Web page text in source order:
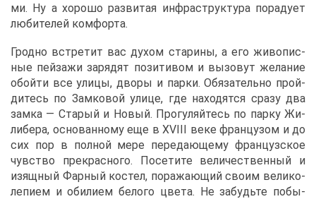
ми. Ну а хо­ро­шо раз­ви­тая ин­фра­струк­ту­ра по­ра­ду­ет
лю­би­те­лей ком­фор­та.
Грод­но встре­тит вас ду­хом ста­ри­ны, а его жи­во­пис­
ные пей­за­жи за­ря­дят по­зи­ти­вом и вы­зо­вут же­ла­ние
обой­ти все ули­цы, дво­ры и пар­ки. Обя­за­тель­но прой­
ди­тесь по Зам­ко­вой ули­це, где на­хо­дят­ся сра­зу два
зам­ка ― Ста­рый и Но­вый. Про­гу­ляй­тесь по пар­ку Жи­
ли­бе­ра, ос­но­ван­но­му еще в XVIII ве­ке фран­цу­зом и до
сих пор в пол­ной ме­ре пе­ре­да­ю­ще­му фран­цуз­ское
чув­ство пре­крас­но­го. По­се­ти­те ве­ли­че­ствен­ный и
изящ­ный Фар­ный ко­стел, по­ра­жа­ю­щий сво­им ве­ли­ко­
ле­пи­ем и оби­ли­ем бе­ло­го цве­та. Не за­будь­те по­бы­